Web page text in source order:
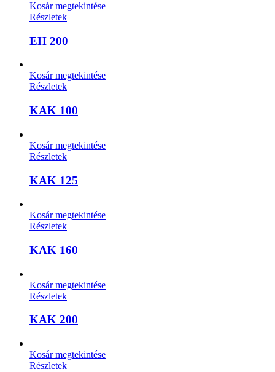
Kosár megtekintése
Részletek
EH 200
Kosár megtekintése
Részletek
KAK 100
Kosár megtekintése
Részletek
KAK 125
Kosár megtekintése
Részletek
KAK 160
Kosár megtekintése
Részletek
KAK 200
Kosár megtekintése
Részletek